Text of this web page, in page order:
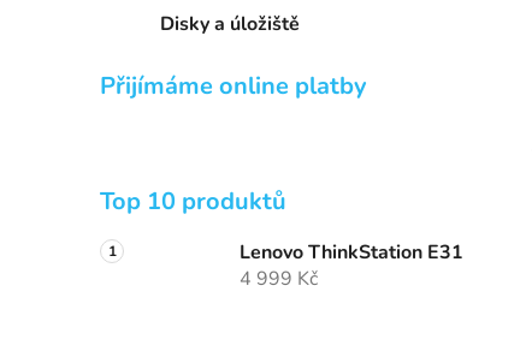
Disky a úložiště
Přijímáme online platby
Top 10 produktů
Lenovo ThinkStation E31
4 999 Kč